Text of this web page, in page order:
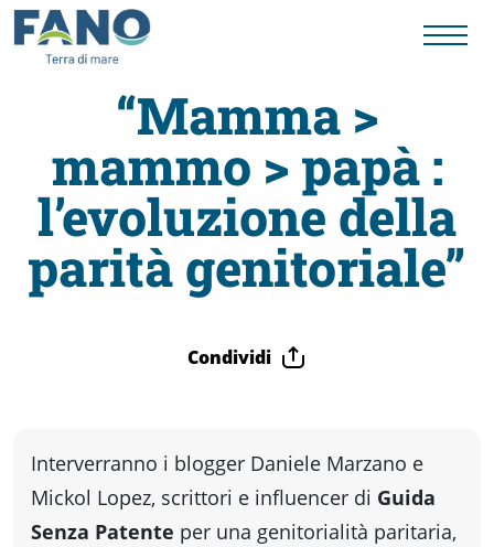
Fano
Visit
Card
fare
“Mamma >
mammo > papà :
l’evoluzione della
parità genitoriale”
Condividi
Interverranno i blogger Daniele Marzano e
Mickol Lopez, scrittori e influencer di Guida
Senza Patente per una genitorialità paritaria,